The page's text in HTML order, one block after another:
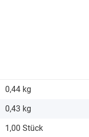
0,44 kg
0,43 kg
1,00 Stück